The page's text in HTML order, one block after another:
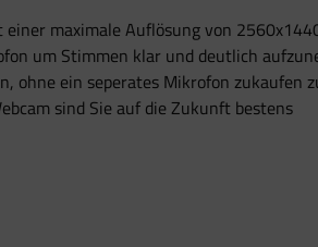
maximale Auflösung von
um Stimmen klar und deutlich
ohne ein seperates Mikrofon zukaufen
sind Sie auf die Zukunft bestens